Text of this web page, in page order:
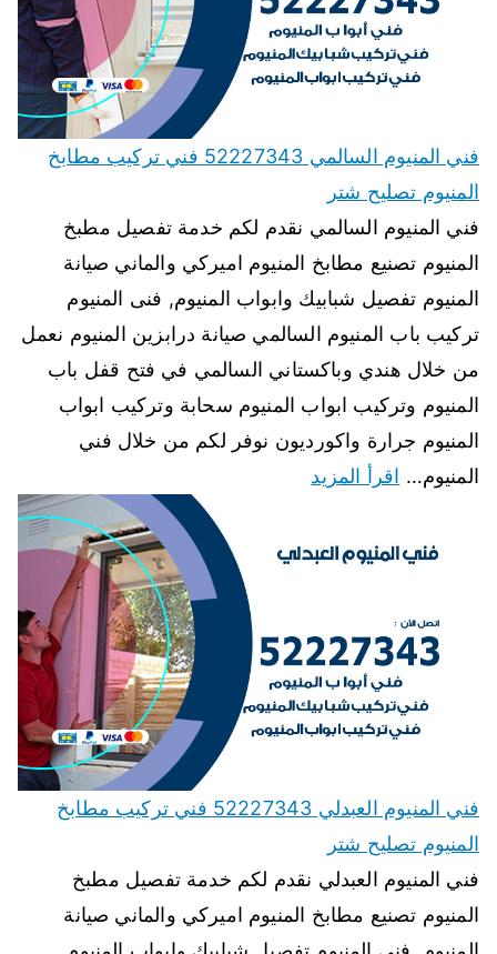
فني المنيوم السالمي 52227343 فني تركيب مطابخ
المنيوم تصليح شتر
فني المنيوم السالمي نقدم لكم خدمة تفصيل مطبخ
المنيوم تصنيع مطابخ المنيوم اميركي والماني صيانة
المنيوم تفصيل شبابيك وابواب المنيوم, فنى المنيوم
تركيب باب المنيوم السالمي صيانة درابزين المنيوم نعمل
من خلال هندي وباكستاني السالمي في فتح قفل باب
المنيوم وتركيب ابواب المنيوم سحابة وتركيب ابواب
المنيوم جرارة واكورديون نوفر لكم من خلال فني
المنيوم… اقرأ المزيد
فني المنيوم العبدلي 52227343 فني تركيب مطابخ
المنيوم تصليح شتر
فني المنيوم العبدلي نقدم لكم خدمة تفصيل مطبخ
المنيوم تصنيع مطابخ المنيوم اميركي والماني صيانة